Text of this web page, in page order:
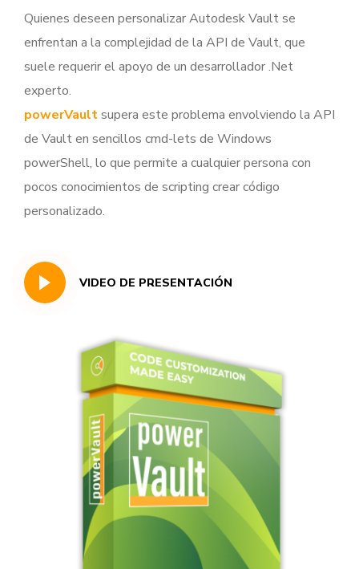
Quienes deseen personalizar Autodesk Vault se
enfrentan a la complejidad de la API de Vault, que
suele requerir el apoyo de un desarrollador .Net
experto.
powerVaultsupera este problema envolviendo la API
de Vault en sencillos cmd-lets de Windows
powerShell, lo que permite a cualquier persona con
pocos conocimientos de scripting crear código
personalizado.
VIDEO DE PRESENTACIÓN